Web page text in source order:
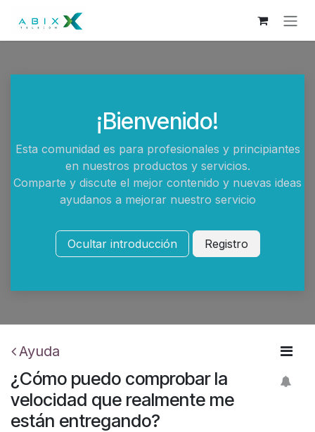
¡Bienvenido!
Esta comunidad es para profesionales y principiantes
en nuestros productos y servicios.
Comparte y discute el mejor contenido y nuevas ideas
ayudanos a mejorar nuestro servicio
Ocultar introducción Registro
Ayuda
¿Cómo puedo comprobar la
velocidad que realmente me
están entregando?